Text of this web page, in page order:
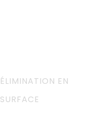
ÉLIMINATION EN
SURFACE